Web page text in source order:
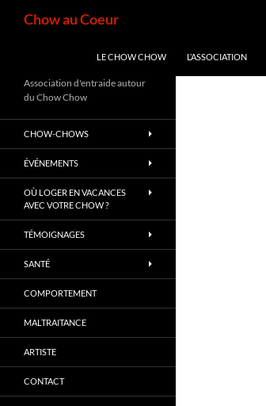
Chow au Coeur
LE CHOW CHOW L’ASSOCIATION
Association d'entraide autour
du Chow Chow
CHOW-CHOWS
ÉVÉNEMENTS
OÙ LOGER EN VACANCES
AVEC VOTRE CHOW ?
TÉMOIGNAGES
SANTÉ
COMPORTEMENT
MALTRAITANCE
ARTISTE
CONTACT